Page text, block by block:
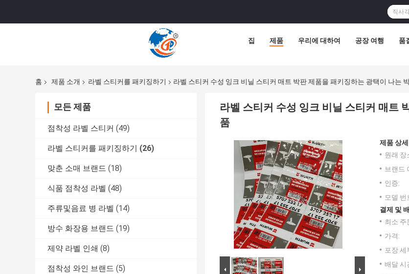
집 제품 우리에 대하여 공장 여행 품
홈 제품 소개 라벨 스티커를 패키징하기 라벨 스티커 수성 잉크 비닐 스티커 매트 박판 제품을 패키징하는 광택이 나는
모든 제품
점착성 라벨 스티커 (49)
라벨 스티커를 패키징하기 (26)
맞춘 소매 브랜드 (18)
식품 점착성 라벨 (48)
주류및음료 병 라벨 (14)
방수 화장용 브랜드 (19)
제약 라벨 인쇄 (8)
점착성 와인 브랜드 (5)
라벨 스티커 수성 잉크 비닐 스티커 매트
품
제품 상
원래 장
브랜드
인증:
모델 번
결제 및
최소 주
가격:
포장 세
배달 시